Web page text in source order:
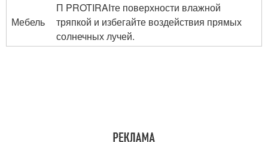
Мебель
П PROTIRAIте поверхности влажной
тряпкой и избегайте воздействия прямых
солнечных лучей.